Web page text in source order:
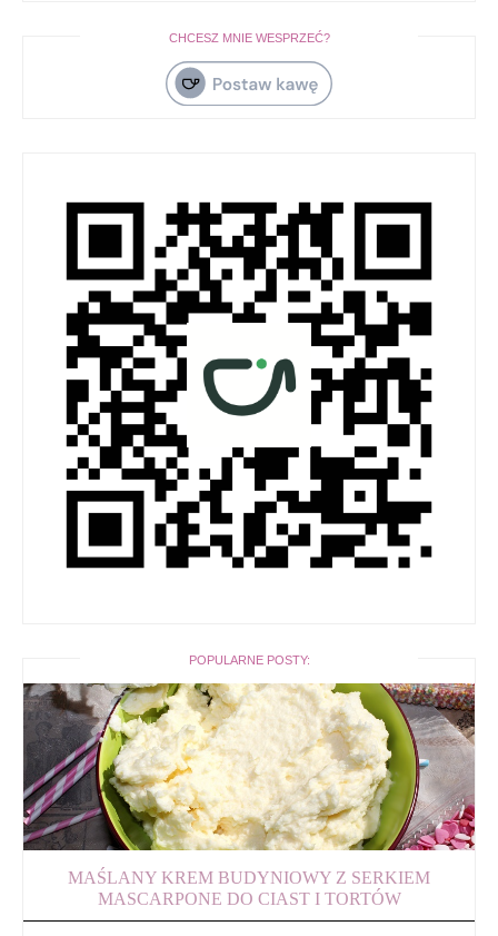
CHCESZ MNIE WESPRZEĆ?
POPULARNE POSTY:
MAŚLANY KREM BUDYNIOWY Z SERKIEM
MASCARPONE DO CIAST I TORTÓW